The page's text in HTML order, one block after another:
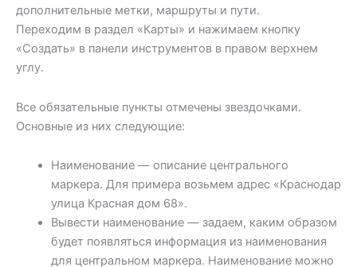
дополнительные метки, маршруты и пути.
Переходим в раздел «Карты» и нажимаем кнопку
«Создать» в панели инструментов в правом верхнем
углу.
Все обязательные пункты отмечены звездочками.
Основные из них следующие:
Наименование — описание центрального
маркера. Для примера возьмем адрес «Краснодар
улица Красная дом 68».
Вывести наименование — задаем, каким образом
будет появляться информация из наименования
для центральном маркера. Наименование можно